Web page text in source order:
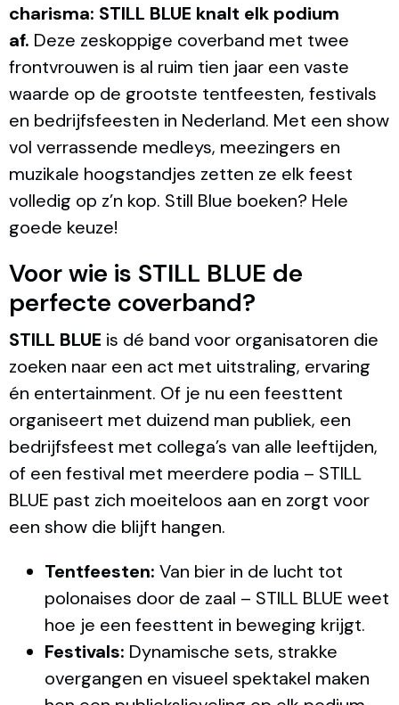
charisma: STILL BLUE knalt elk podium
af. Deze zeskoppige coverband met twee
frontvrouwen is al ruim tien jaar een vaste
waarde op de grootste tentfeesten, festivals
en bedrijfsfeesten in Nederland. Met een show
vol verrassende medleys, meezingers en
muzikale hoogstandjes zetten ze elk feest
volledig op z’n kop. Still Blue boeken? Hele
goede keuze!
Voor wie is STILL BLUE de
perfecte coverband?
STILL BLUE is dé band voor organisatoren die
zoeken naar een act met uitstraling, ervaring
én entertainment. Of je nu een feesttent
organiseert met duizend man publiek, een
bedrijfsfeest met collega’s van alle leeftijden,
of een festival met meerdere podia – STILL
BLUE past zich moeiteloos aan en zorgt voor
een show die blijft hangen.
Tentfeesten: Van bier in de lucht tot
polonaises door de zaal – STILL BLUE weet
hoe je een feesttent in beweging krijgt.
Festivals: Dynamische sets, strakke
overgangen en visueel spektakel maken